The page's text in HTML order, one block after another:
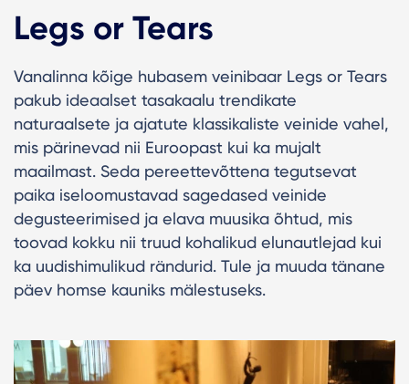
Legs or Tears
Vanalinna kõige hubasem veinibaar Legs or Tears
pakub ideaalset tasakaalu trendikate
naturaalsete ja ajatute klassikaliste veinide vahel,
mis pärinevad nii Euroopast kui ka mujalt
maailmast. Seda pereettevõttena tegutsevat
paika iseloomustavad sagedased veinide
degusteerimised ja elava muusika õhtud, mis
toovad kokku nii truud kohalikud elunautlejad kui
ka uudishimulikud rändurid. Tule ja muuda tänane
päev homse kauniks mälestuseks.